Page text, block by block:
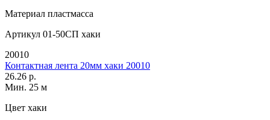
Материал пластмасса
Артикул 01-50СП хаки
20010
Контактная лента 20мм хаки 20010
26.26 р.
Мин. 25 м
Цвет хаки